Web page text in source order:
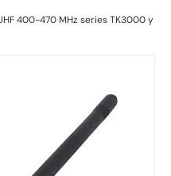
400-470 MHz series TK3000 y